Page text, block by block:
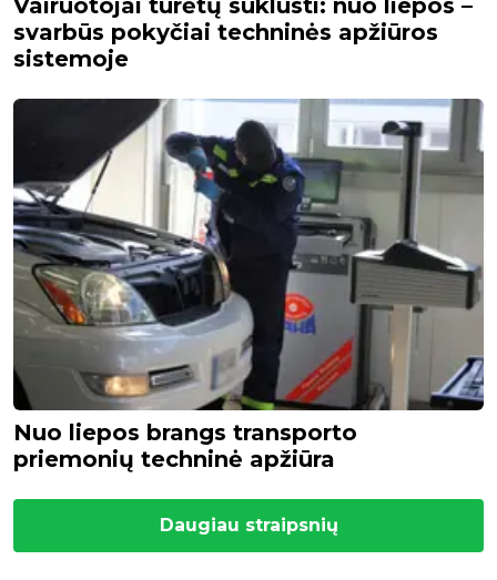
Vairuotojai turėtų suklusti: nuo liepos –
svarbūs pokyčiai techninės apžiūros
sistemoje
Nuo liepos brangs transporto
priemonių techninė apžiūra
Daugiau straipsnių